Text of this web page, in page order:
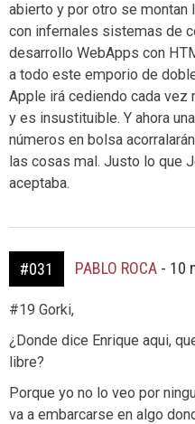
abierto y por otro se montan
con infernales sistemas de
desarrollo WebApps con
a todo este emporio de
Apple irá cediendo cada vez
y es insustituible. Y ahora
números en bolsa
las cosas mal. Justo lo que
aceptaba.
#031 PABLO ROCA - 10
#19 Gorki,
¿Donde dice Enrique aqui,
libre?
Porque yo no lo veo por
va a embarcarse en algo